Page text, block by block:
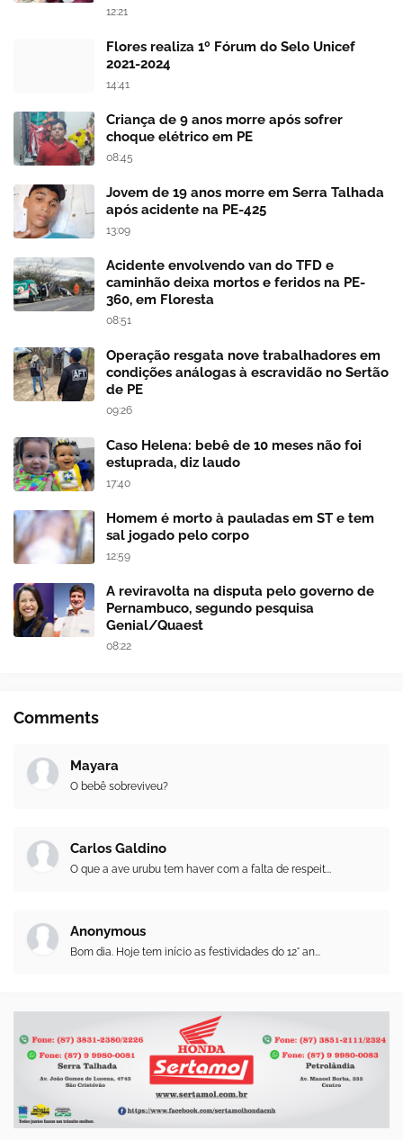
12:21
Flores realiza 1º Fórum do Selo Unicef
2021-2024
14:41
Criança de 9 anos morre após sofrer
choque elétrico em PE
08:45
Jovem de 19 anos morre em Serra Talhada
após acidente na PE-425
13:09
Acidente envolvendo van do TFD e
caminhão deixa mortos e feridos na PE-
360, em Floresta
08:51
Operação resgata nove trabalhadores em
condições análogas à escravidão no Sertão
de PE
09:26
Caso Helena: bebê de 10 meses não foi
estuprada, diz laudo
17:40
Homem é morto à pauladas em ST e tem
sal jogado pelo corpo
12:59
A reviravolta na disputa pelo governo de
Pernambuco, segundo pesquisa
Genial/Quaest
08:22
Comments
Mayara
O bebê sobreviveu?
Carlos Galdino
O que a ave urubu tem haver com a falta de respeit...
Anonymous
Bom dia. Hoje tem início as festividades do 12° an...